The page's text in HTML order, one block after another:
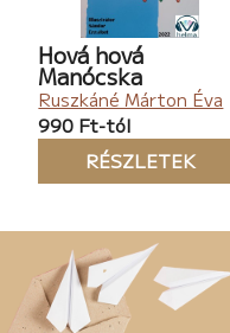
Hová hová
Manócska
Ruszkáné Márton Éva
990 Ft-tól
RÉSZLETEK